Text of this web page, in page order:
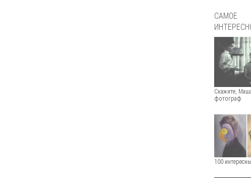
САМОЕ
Скажите,
фотограф
100